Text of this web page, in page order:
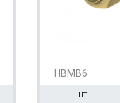
HBMB6
HT